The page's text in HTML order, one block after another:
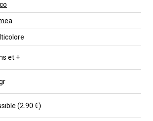
et +
(2.90 €)